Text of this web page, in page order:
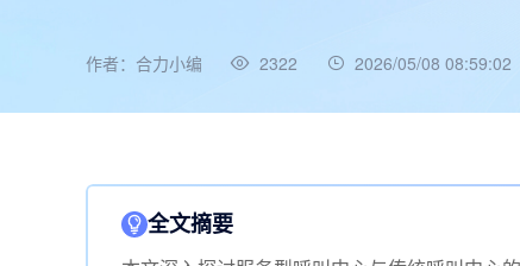
作者：合力小编 2322 2026/05/08 08:59:02
全文摘要